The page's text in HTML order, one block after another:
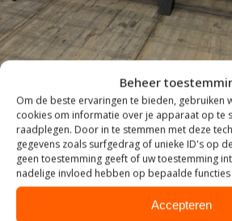
Beheer
Om de beste ervaringen te bieden, gebruiken
cookies om informatie over je apparaat op te
raadplegen. Door in te stemmen met deze
gegevens zoals surfgedrag of unieke ID's op
geen toestemming geeft of uw toestemming
nadelige invloed hebben op bepaalde
Accepteren